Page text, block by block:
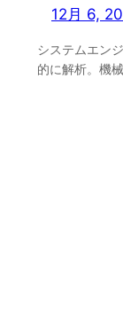
12月 6,
システムエン
的に解析。機